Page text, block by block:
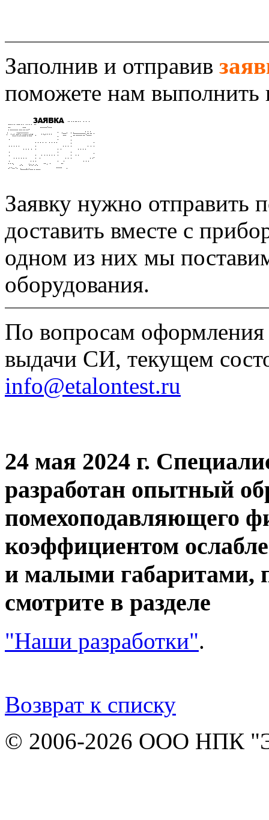
Заполнив и отправив
поможете нам выполнить
Заявку нужно отправить
доставить вместе с
одном из них мы
оборудования.
По вопросам оформления
выдачи СИ, текущем
info@etalontest.ru
24 мая 2024 г.
разработан опытный
помехоподавляющего
коэффициентом
и малыми габаритами,
смотрите в разделе
"Наши разработки".
Возврат к списку
© 2006-2026 ООО НПК